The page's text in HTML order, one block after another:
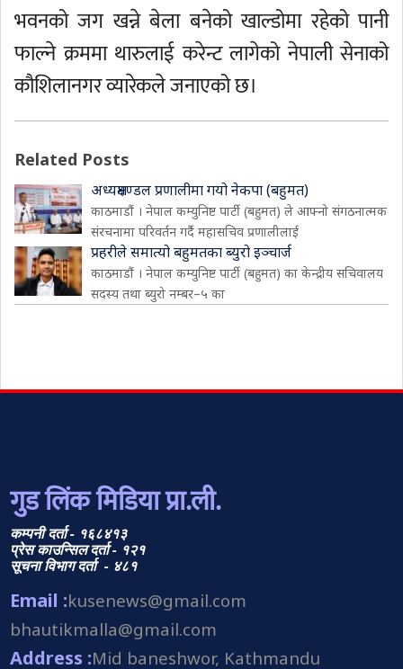
भवनको जग खन्ने बेला बनेको खाल्डोमा रहेको पानी
फाल्ने क्रममा थारुलाई करेन्ट लागेको नेपाली सेनाको
कौशिलानगर व्यारेकले जनाएको छ।
Related Posts
अध्यक्षमण्डल प्रणालीमा गयो नेकपा (बहुमत)
काठमाडौं । नेपाल कम्युनिष्ट पार्टी (बहुमत) ले आफ्नो संगठनात्मक
संरचनामा परिवर्तन गर्दै महासचिव प्रणालीलाई
प्रहरीले समात्यो बहुमतका ब्युरो इञ्चार्ज
काठमाडौं । नेपाल कम्युनिष्ट पार्टी (बहुमत) का केन्द्रीय सचिवालय
सदस्य तथा ब्युरो नम्बर–५ का
गुड लिंक मिडिया प्रा.ली.
कम्पनी दर्ता - १६८४१३
प्रेस काउन्सिल दर्ता - १२१
सूचना विभाग दर्ता - ४८१
Email :kusenews@gmail.com
bhautikmalla@gmail.com
Address :Mid baneshwor, Kathmandu